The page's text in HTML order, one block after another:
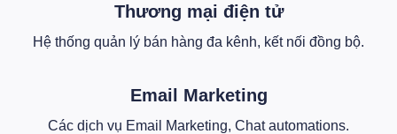
Thương mại điện tử
Hệ thống quản lý bán hàng đa kênh, kết nối đồng bộ.
Email Marketing
Các dịch vụ Email Marketing, Chat automations.